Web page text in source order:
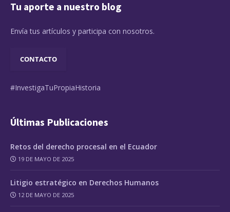
Tu aporte a nuestro blog
Envía tus artículos y participa con nosotros.
CONTACTO
#InvestigaTuPropiaHistoria
Últimas Publicaciones
Retos del derecho procesal en el Ecuador
19 DE MAYO DE 2025
Litigio estratégico en Derechos Humanos
12 DE MAYO DE 2025